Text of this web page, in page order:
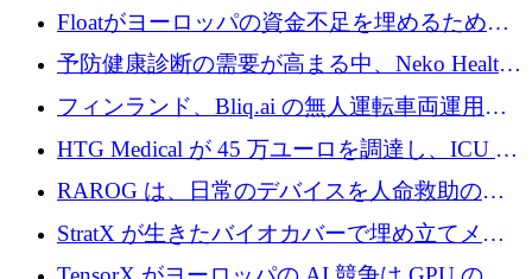
が世界をリードしようとしている
Floatがヨーロッパの資金不足を埋めるために
シリーズAで450万ユーロを調達
予防健康診断の需要が高まる中、Neko Health
が 7 億ドルを調達
フィンランド、Bliq.ai の無人運転車両運用を
認可
HTG Medical が 45 万ユーロを調達し、ICU の
尿モニタリングを自動化するための MDR 認
証を獲得
RAROG は、日常のデバイスを人命救助の救
助ビーコンに変えるために 16 万 2,000 ユーロ
StratX が生きたバイオカバーで埋め立てメタ
ン対策に 119 万ドルを調達